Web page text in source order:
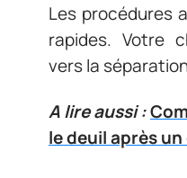
Les procédures
rapides. Votre
vers la
A lire aussi :
le deuil après